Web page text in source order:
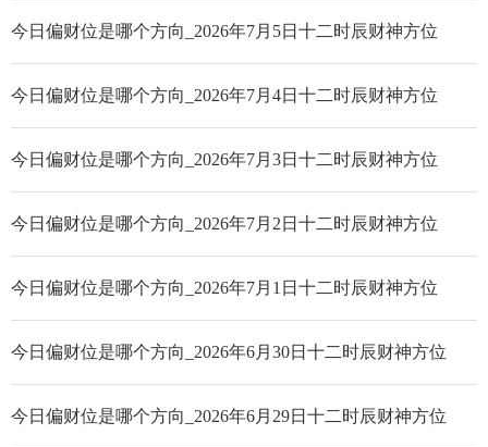
今日偏财位是哪个方向_2026年7月5日十二时辰财神方位
今日偏财位是哪个方向_2026年7月4日十二时辰财神方位
今日偏财位是哪个方向_2026年7月3日十二时辰财神方位
今日偏财位是哪个方向_2026年7月2日十二时辰财神方位
今日偏财位是哪个方向_2026年7月1日十二时辰财神方位
今日偏财位是哪个方向_2026年6月30日十二时辰财神方位
今日偏财位是哪个方向_2026年6月29日十二时辰财神方位